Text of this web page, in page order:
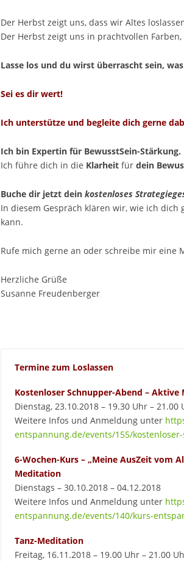
Der Herbst zeigt uns, dass wir Altes
Der Herbst zeigt uns in prachtvollen
Lasse los und du wirst überrascht sein,
Sei es dir wert!
Ich unterstütze und begleite dich gerne
Ich bin Expertin für BewusstSein-Stärkung.
Ich führe dich in die Klarheit für dein
Buche dir jetzt dein kostenloses
In diesem Gespräch klären wir, wie ich
kann.
Rufe mich gerne an oder schreibe mir eine
Herzliche Grüße
Susanne Freudenberger
Termine zum Loslassen
Kostenloser Schnupper-Abend –
Dienstag, 23.10.2018 – 19.30 Uhr – 21.00
Weitere Infos und Anmeldung unter
entspannung.de/events/155/
6-Wochen-Kurs – „Meine AusZeit vom
Meditation
Dienstags – 30.10.2018 – 04.12.2018
Weitere Infos und Anmeldung unter
entspannung.de/events/140/kurs-
Tanz-Meditation
Freitag, 16.11.2018 – 19.00 Uhr – 21.00